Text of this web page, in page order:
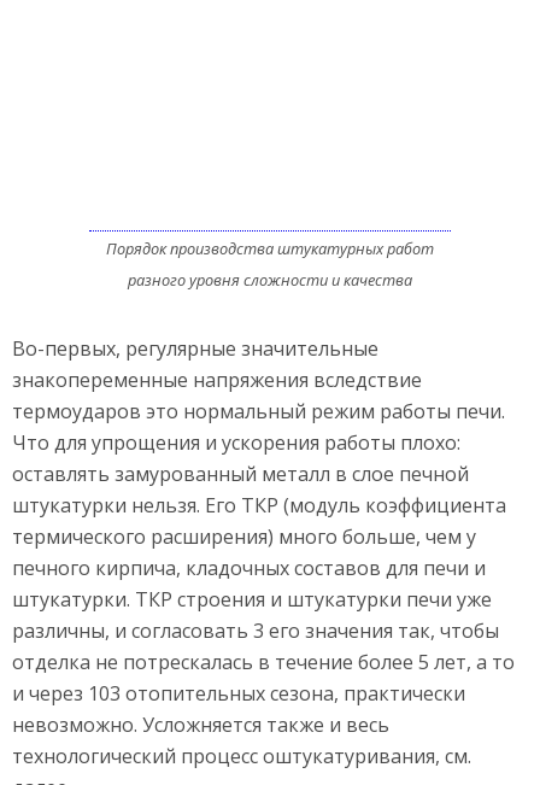
Порядок производства штукатурных работ
разного уровня сложности и качества
Во-первых, регулярные значительные
знакопеременные напряжения вследствие
термоударов это нормальный режим работы печи.
Что для упрощения и ускорения работы плохо:
оставлять замурованный металл в слое печной
штукатурки нельзя. Его ТКР (модуль коэффициента
термического расширения) много больше, чем у
печного кирпича, кладочных составов для печи и
штукатурки. ТКР строения и штукатурки печи уже
различны, и согласовать 3 его значения так, чтобы
отделка не потрескалась в течение более 5 лет, а то
и через 103 отопительных сезона, практически
невозможно. Усложняется также и весь
технологический процесс оштукатуривания, см.